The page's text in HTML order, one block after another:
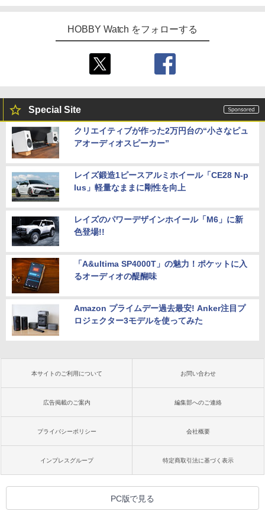
HOBBY Watch をフォローする
Special Site
クリエイティブが作った2万円台の“小さなピュ
アオーディオスピーカー”
レイズ鍛造1ピースアルミホイール「CE28 N-p
lus」軽量なままに剛性を向上
レイズのパワーデザインホイール「M6」に新
色登場!!
「A&ultima SP4000T」の魅力！ポケットに入
るオーディオの醍醐味
Amazon プライムデー過去最安! Anker注目プ
ロジェクター3モデルを使ってみた
本サイトのご利用について お問い合わせ
広告掲載のご案内 編集部へのご連絡
プライバシーポリシー 会社概要
インプレスグループ 特定商取引法に基づく表示
PC版で見る